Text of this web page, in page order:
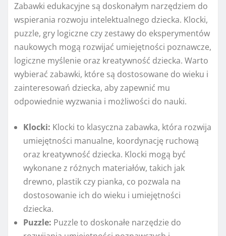
Zabawki edukacyjne są doskonałym narzędziem do
wspierania rozwoju intelektualnego dziecka. Klocki,
puzzle, gry logiczne czy zestawy do eksperymentów
naukowych mogą rozwijać umiejętności poznawcze,
logiczne myślenie oraz kreatywność dziecka. Warto
wybierać zabawki, które są dostosowane do wieku i
zainteresowań dziecka, aby zapewnić mu
odpowiednie wyzwania i możliwości do nauki.
Klocki: Klocki to klasyczna zabawka, która rozwija
umiejętności manualne, koordynację ruchową
oraz kreatywność dziecka. Klocki mogą być
wykonane z różnych materiałów, takich jak
drewno, plastik czy pianka, co pozwala na
dostosowanie ich do wieku i umiejętności
dziecka.
Puzzle: Puzzle to doskonałe narzędzie do